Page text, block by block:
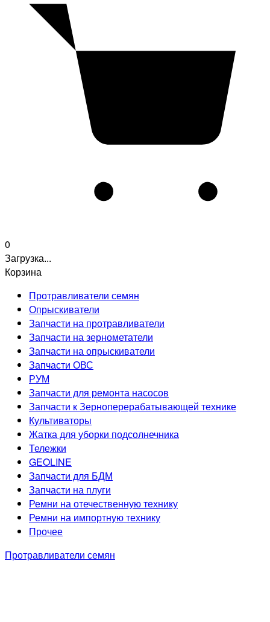
0
Загрузка...
Корзина
Протравливатели семян
Опрыскиватели
Запчасти на протравливатели
Запчасти на зернометатели
Запчасти на опрыскиватели
Запчасти ОВС
РУМ
Запчасти для ремонта насосов
Запчасти к Зерноперерабатывающей технике
Культиваторы
Жатка для уборки подсолнечника
Тележки
GEOLINE
Запчасти для БДМ
Запчасти на плуги
Ремни на отечественную технику
Ремни на импортную технику
Прочее
Протравливатели семян